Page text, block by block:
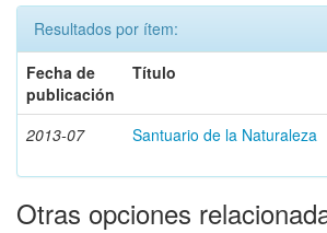
Resultados por ítem:
Fecha de
publicación
Título
2013-07 Santuario de la Naturaleza
Otras opciones